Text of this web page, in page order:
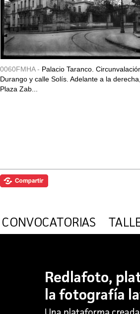
0060FMHA - Palacio Taranco.
Durango y calle Solís. Adelante a la
Plaza Zab...